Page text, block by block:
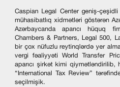
Caspian Legal Center geniş-
mühasibatlıq xidmətləri göstərən
Azərbaycanda aparıcı hüquq
Chambers & Partners, Legal 500,
bir çox nüfuzlu reytinqlərdə yer
vergi fəaliyyəti World Transfer
aparıcı şirkət kimi qiymətləndirilib,
“International Tax Review”
seçilmişik.